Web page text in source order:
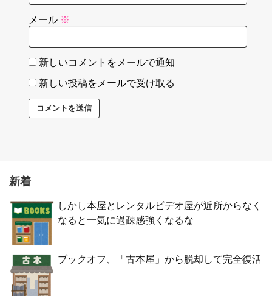
メール ※
新しいコメントをメールで通知
新しい投稿をメールで受け取る
新着
しかし本屋とレンタルビデオ屋が近所からなく
なると一気に過疎感強くなるな
ブックオフ、「古本屋」から脱却して完全復活